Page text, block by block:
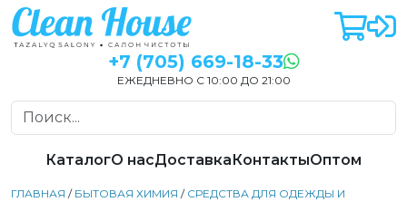
+7 (705) 669-18-33
ЕЖЕДНЕВНО С 10:00 ДО 21:00
КаталогО насДоставкаКонтактыОптом
ГЛАВНАЯ / БЫТОВАЯ ХИМИЯ / СРЕДСТВА ДЛЯ ОДЕЖДЫ И